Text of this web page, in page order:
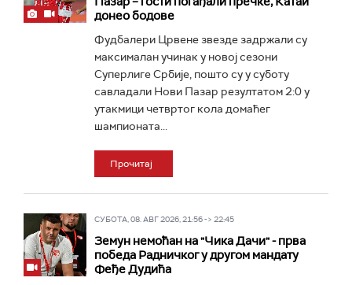
донео бодове
Фудбалери Црвене звезде задржали су
максималан учинак у новој сезони
Суперлиге Србије, пошто су у суботу
савладали Нови Пазар резултатом 2:0 у
утакмици четвртог кола домаћег
шампионата...
Прочитај
СУБОТА, 08. АВГ 2026, 21:56 -> 22:45
Земун немоћан на "Чика Дачи" - прва
победа Радничког у другом мандату
Феђе Дудића